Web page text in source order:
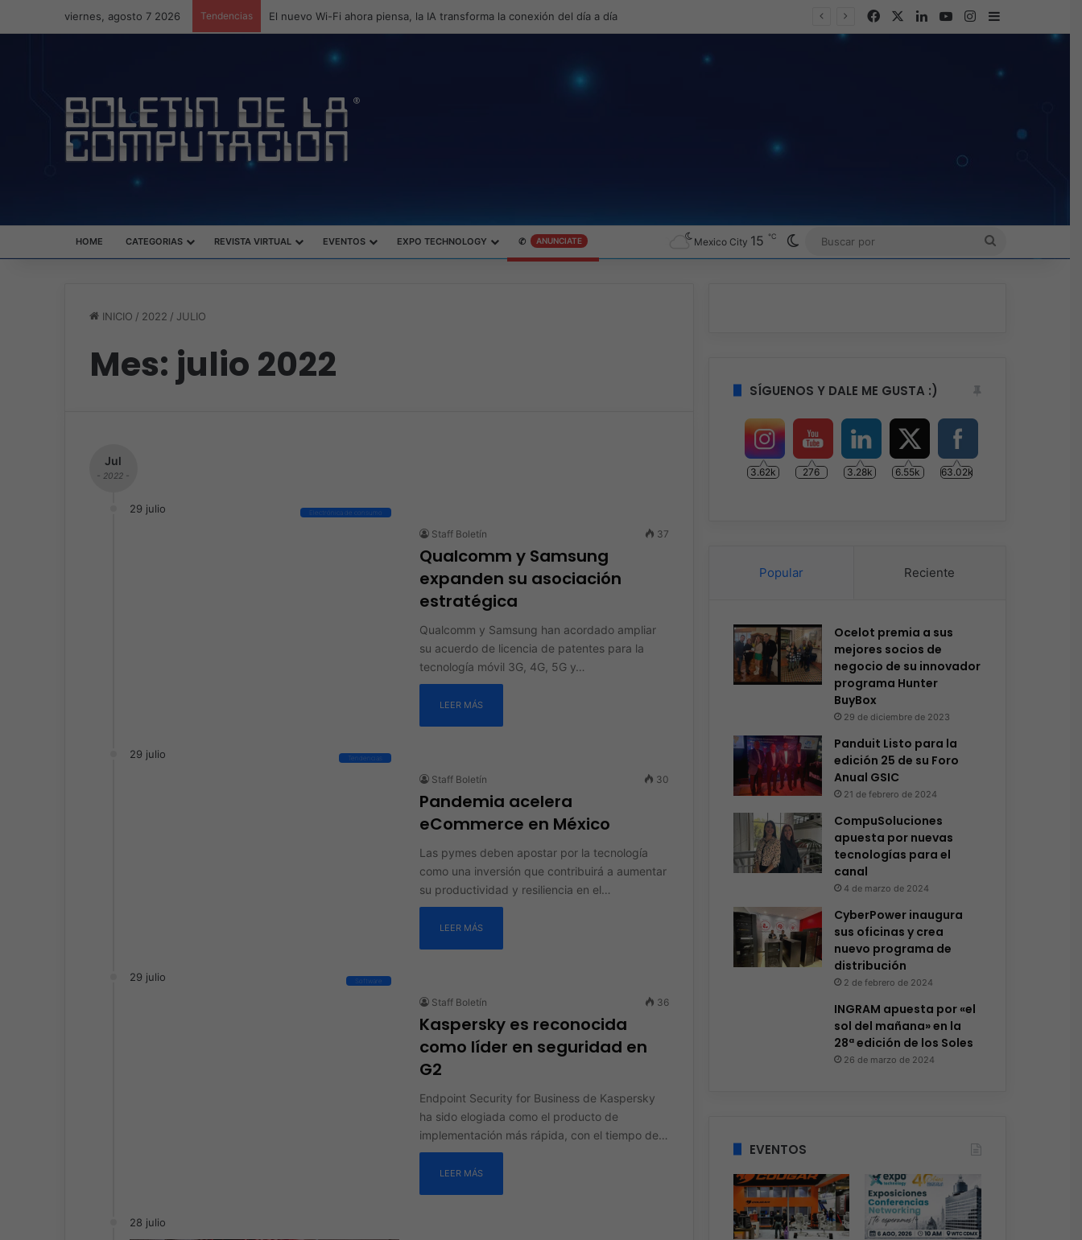
viernes, agosto 7 2026 Tendencias ASUS redefine la productividad y el gaming con la experiencia Duo FacebookLinkedInYouTubeInstagram
Barra lateral
HOME CATEGORIAS REVISTA VIRTUAL EVENTOS EXPO TECHNOLOGY ✆ ANUNCIATE Mexico City 15 ℃ Switch skin
BUSCAR
INICIO / 2022 / JULIO
Mes: julio 2022
Jul
- 2022 -
29 julio Electrónica de consumo
Staff Boletín 37
Qualcomm y Samsung
expanden su asociación
estratégica
Qualcomm y Samsung han acordado ampliar
su acuerdo de licencia de patentes para la
tecnología móvil 3G, 4G, 5G y…
LEER MÁS
29 julio Tendencias
Staff Boletín 30
Pandemia acelera
eCommerce en México
Las pymes deben apostar por la tecnología
como una inversión que contribuirá a aumentar
su productividad y resiliencia en el…
LEER MÁS
29 julio Software
Staff Boletín 36
Kaspersky es reconocida
como líder en seguridad en
G2
Endpoint Security for Business de Kaspersky
ha sido elogiada como el producto de
implementación más rápida, con el tiempo de…
LEER MÁS
28 julio
SÍGUENOS Y DALE ME GUSTA :)
3.62k 276 3.28k 6.55k 63.02k
Popular Reciente
Ocelot premia a sus
mejores socios de
negocio de su innovador
programa Hunter
BuyBox
29 de diciembre de 2023
Panduit Listo para la
edición 25 de su Foro
Anual GSIC
21 de febrero de 2024
CompuSoluciones
apuesta por nuevas
tecnologías para el
canal
4 de marzo de 2024
CyberPower inaugura
sus oficinas y crea
nuevo programa de
distribución
2 de febrero de 2024
INGRAM apuesta por «el
sol del mañana» en la
28ª edición de los Soles
26 de marzo de 2024
EVENTOS